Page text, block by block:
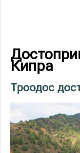
Кипра
Троодос